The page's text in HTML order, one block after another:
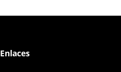
Enlaces